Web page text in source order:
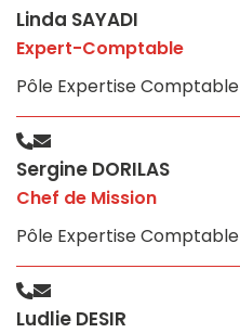
Linda SAYADI
Expert-Comptable
Pôle Expertise Comptable
Sergine DORILAS
Chef de Mission
Pôle Expertise Comptable
Ludlie DESIR